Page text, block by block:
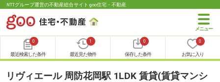
NTTグループ運営の不動産総合サイト goo住宅・不動産
0
最近検索した条件
1
最近見た物件
0
保存した条件
0
お気に入り
リヴィエール 周防花岡駅 1LDK 賃貸(賃貸マンシ